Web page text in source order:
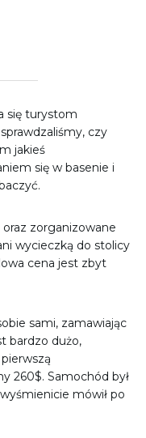
się turystom
czy
jakieś
się w basenie i
zorganizowane
wycieczką do stolicy
cena jest zbyt
sami, zamawiając
bardzo dużo,
260$. Samochód był
mówił po